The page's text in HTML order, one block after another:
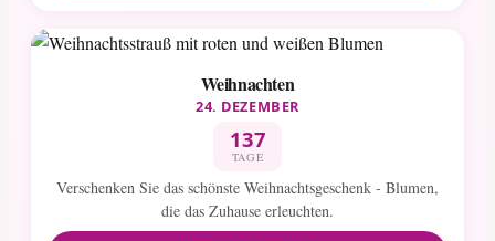
Weihnachten
24. DEZEMBER
137
TAGE
Verschenken Sie das schönste Weihnachtsgeschenk - Blumen,
die das Zuhause erleuchten.